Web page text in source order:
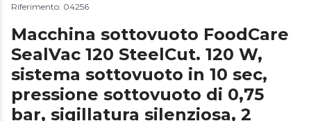
Riferimento: 04256
Macchina sottovuoto FoodCare
SealVac 120 SteelCut. 120 W,
sistema sottovuoto in 10 sec,
pressione sottovuoto di 0,75
bar, sigillatura silenziosa, 2